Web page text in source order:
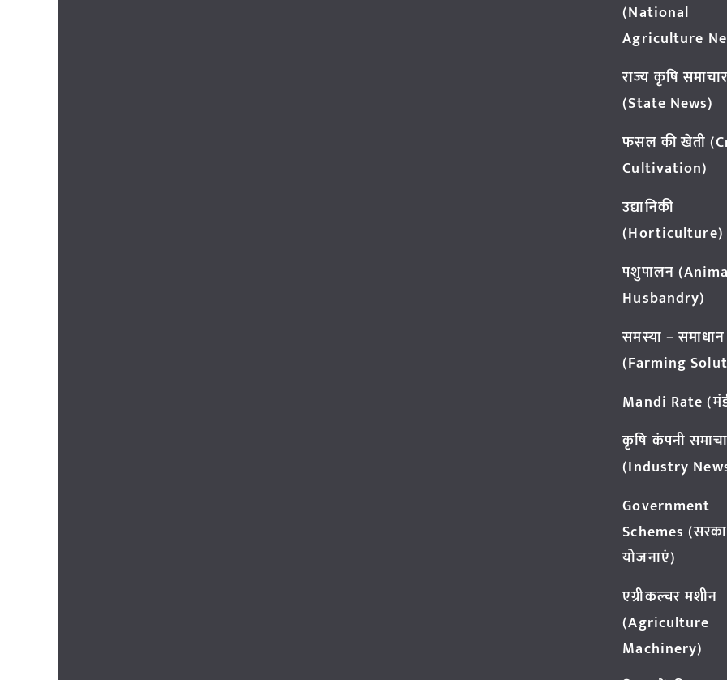
(National
Agriculture
राज्य कृषि समाचार
(State News)
फसल की खेती
Cultivation)
उद्यानिकी
(Horticulture)
पशुपालन
Husbandry)
समस्या – समाधान
(Farming
Mandi Rate
कृषि कंपनी
(Industry
Government
Schemes
योजनाएं)
एग्रीकल्चर मशीन
(Agriculture
Machinery)